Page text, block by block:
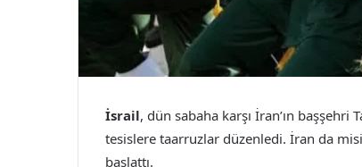
İsrail, dün sabaha karşı İran’ın başşehri
tesislere taarruzlar düzenledi. İran da
başlattı.